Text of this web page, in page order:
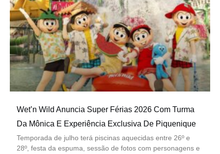
Wet’n Wild Anuncia Super Férias 2026 Com Turma
Da Mônica E Experiência Exclusiva De Piquenique
Temporada de julho terá piscinas aquecidas entre 26º e
28º, festa da espuma, sessão de fotos com personagens e